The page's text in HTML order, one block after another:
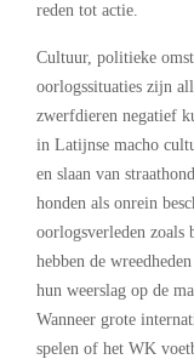
reden tot actie.
Cultuur, politieke
oorlogssituaties zijn
zwerfdieren negatief
in Latijnse macho
en slaan van
honden als onrein
oorlogsverleden
hebben de
hun weerslag op de
Wanneer grote
spelen of het WK